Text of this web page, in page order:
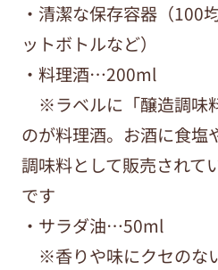
・清潔な保存容器（100
ットボトルなど）
・料理酒…200ml
※ラベルに「醸造調味
のが料理酒。お酒に食塩
調味料として販売されて
です
・サラダ油…50ml
※香りや味にクセのな